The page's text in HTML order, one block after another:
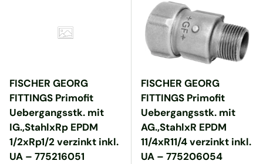
FISCHER GEORG
FITTINGS Primofit
Uebergangsstk. mit
IG.,StahlxRp EPDM
1/2xRp1/2 verzinkt inkl.
UA – 775216051
FISCHER GEORG
FITTINGS Primofit
Uebergangsstk. mit
AG.,StahlxR EPDM
11/4xR11/4 verzinkt inkl.
UA – 775206054